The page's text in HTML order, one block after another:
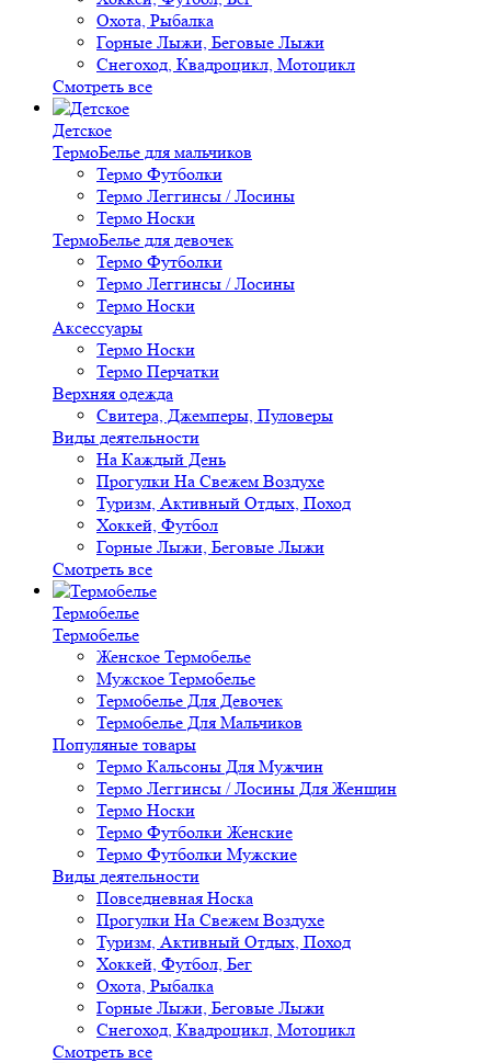
Охота, Рыбалка
Горные Лыжи, Беговые Лыжи
Снегоход, Квадроцикл, Мотоцикл
Смотреть все
Детское
ТермоБелье для мальчиков
Термо Футболки
Термо Леггинсы / Лосины
Термо Носки
ТермоБелье для девочек
Термо Футболки
Термо Леггинсы / Лосины
Термо Носки
Аксессуары
Термо Носки
Термо Перчатки
Верхняя одежда
Свитера, Джемперы, Пуловеры
Виды деятельности
На Каждый День
Прогулки На Свежем Воздухе
Туризм, Активный Отдых, Поход
Хоккей, Футбол
Горные Лыжи, Беговые Лыжи
Смотреть все
Термобелье
Термобелье
Женское Термобелье
Мужское Термобелье
Термобелье Для Девочек
Термобелье Для Мальчиков
Популяные товары
Термо Кальсоны Для Мужчин
Термо Леггинсы / Лосины Для Женщин
Термо Носки
Термо Футболки Женские
Термо Футболки Мужские
Виды деятельности
Повседневная Носка
Прогулки На Свежем Воздухе
Туризм, Активный Отдых, Поход
Хоккей, Футбол, Бег
Охота, Рыбалка
Горные Лыжи, Беговые Лыжи
Снегоход, Квадроцикл, Мотоцикл
Смотреть все